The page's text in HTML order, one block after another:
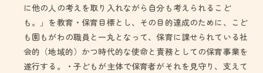
に他の人の考えを取り入れながら自分も考えられるこど
も。」を教育・保育目標とし、その目的達成のために、こど
も園もがわの職員と一丸となって、保育に課せられている社
会的（地域的）かつ時代的な使命と責務としての保育事業を
遂行する。・子どもが主体で保育者がそれを見守り、支えて